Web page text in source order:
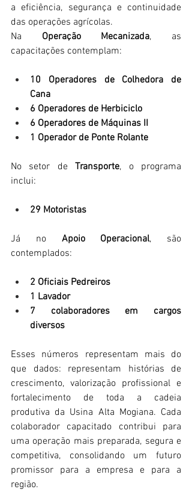
a eficiência, segurança e continuidade
das operações agrícolas.
Na Operação Mecanizada, as
capacitações contemplam:
10 Operadores de Colhedora de
Cana
6 Operadores de Herbiciclo
6 Operadores de Máquinas II
1 Operador de Ponte Rolante
No setor de Transporte, o programa
inclui:
29 Motoristas
Já no Apoio Operacional, são
contemplados:
2 Oficiais Pedreiros
1 Lavador
7 colaboradores em cargos
diversos
Esses números representam mais do
que dados: representam histórias de
crescimento, valorização profissional e
fortalecimento de toda a cadeia
produtiva da Usina Alta Mogiana. Cada
colaborador capacitado contribui para
uma operação mais preparada, segura e
competitiva, consolidando um futuro
promissor para a empresa e para a
região.